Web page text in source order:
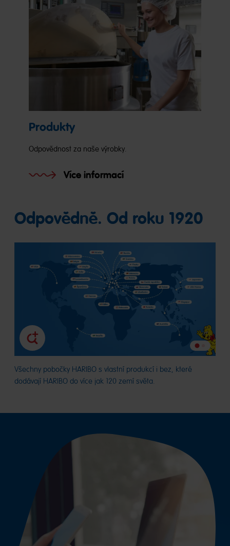
Produkty
Odpovědnost za naše výrobky.
Více informací
Odpovědně. Od roku 1920
Všechny pobočky HARIBO s vlastní produkcí i bez, které
dodávají HARIBO do více jak 120 zemí světa.
Jdi
Jdi
na